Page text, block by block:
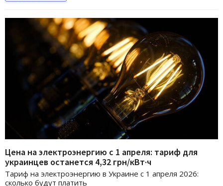
Цена на электроэнергию с 1 апреля: тариф для
украинцев останется 4,32 грн/кВт·ч
Тариф на электроэнергию в Украине с 1 апреля 2026:
сколько будут платить